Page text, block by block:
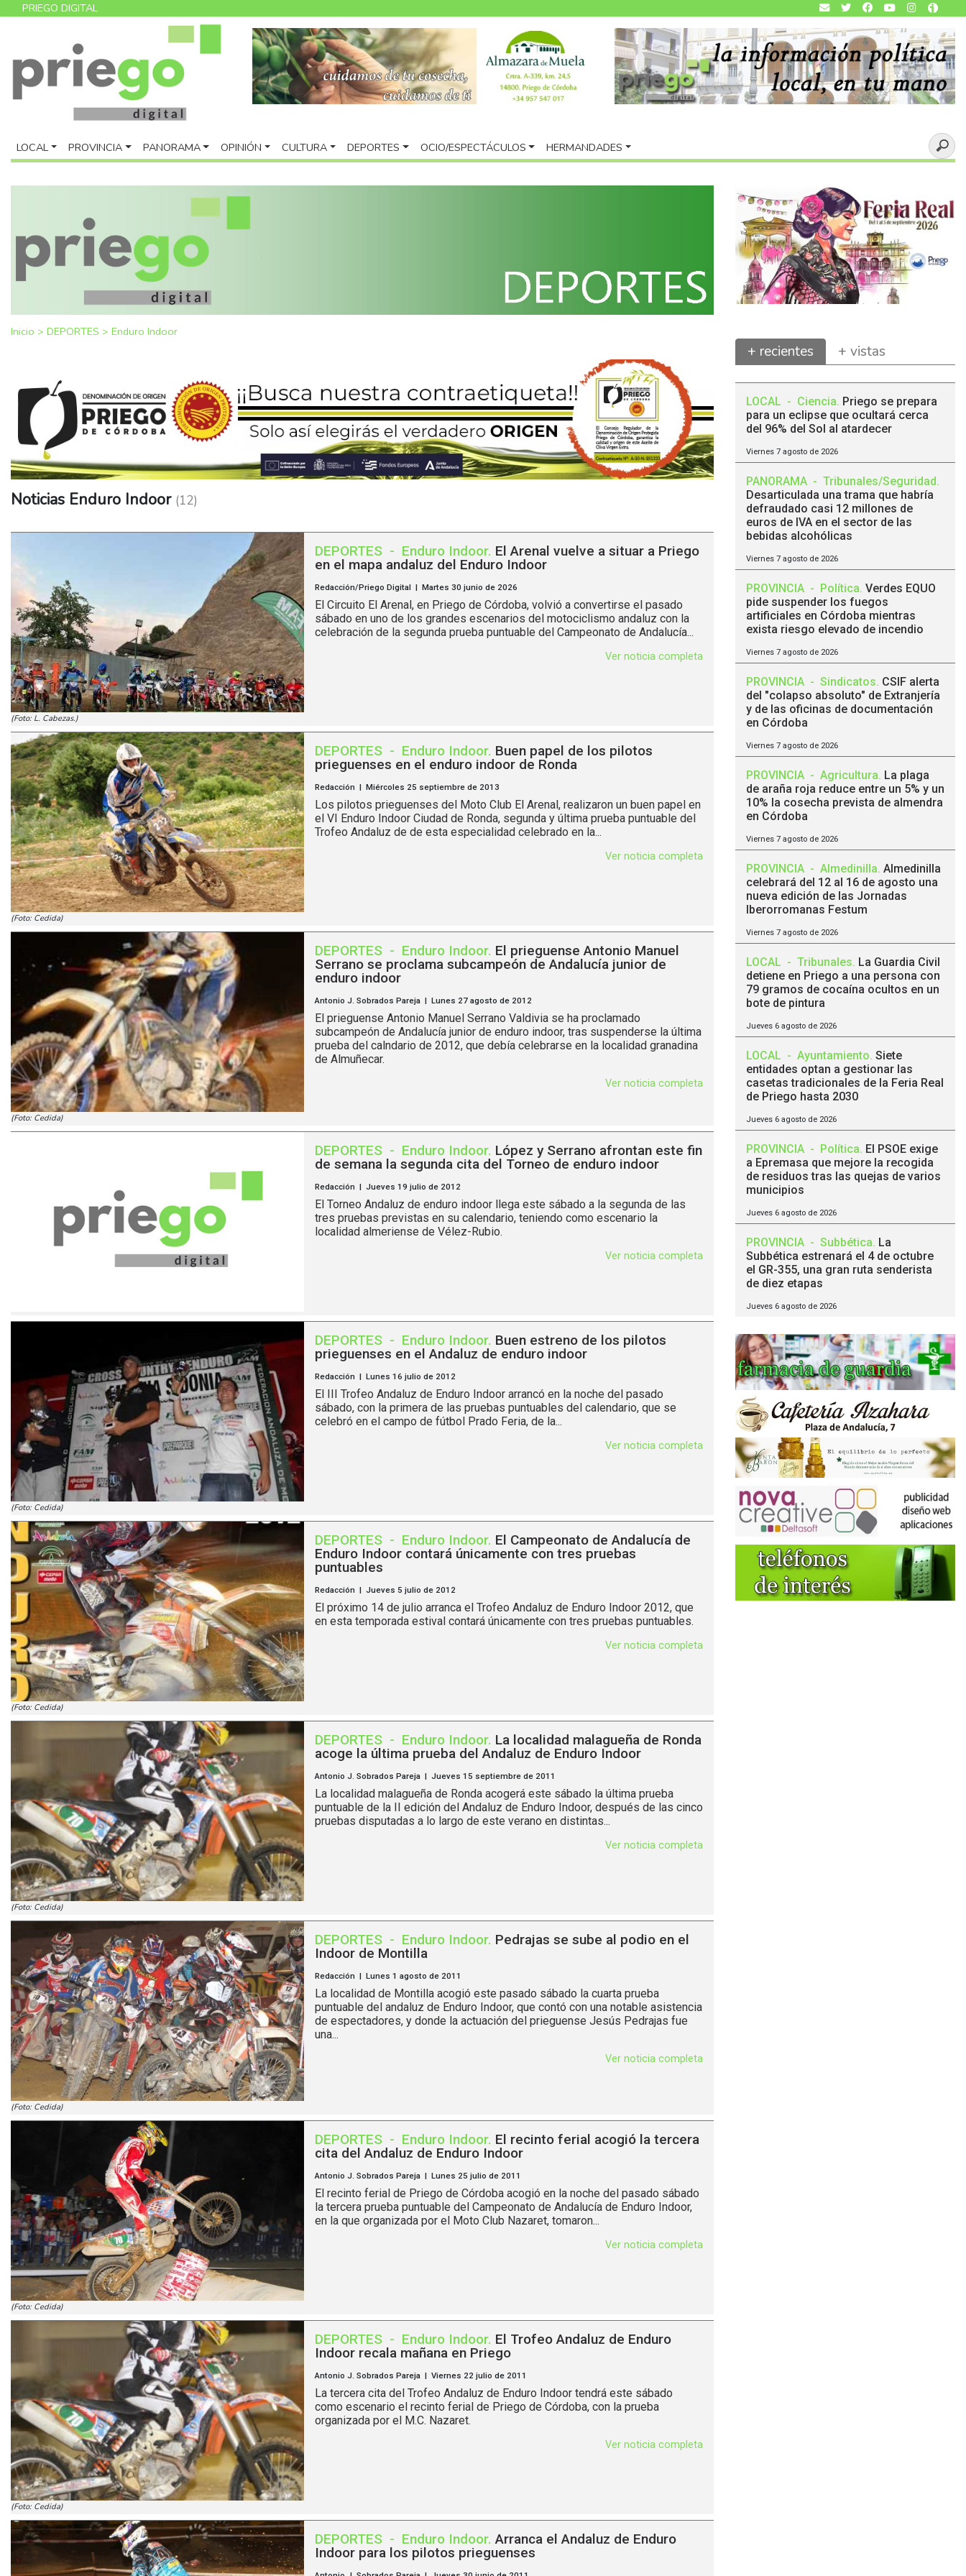
PRIEGO DIGITAL
LOCAL PROVINCIA PANORAMA OPINIÓN CULTURA DEPORTES OCIO/ESPECTÁCULOS HERMANDADES
Inicio > DEPORTES > Enduro Indoor
Noticias Enduro Indoor (12)
(Foto: L. Cabezas.)
DEPORTES - Enduro Indoor. El Arenal vuelve a situar a Priego
en el mapa andaluz del Enduro Indoor
Redacción/Priego Digital | Martes 30 junio de 2026
El Circuito El Arenal, en Priego de Córdoba, volvió a convertirse el pasado
sábado en uno de los grandes escenarios del motociclismo andaluz con la
celebración de la segunda prueba puntuable del Campeonato de Andalucía...
Ver noticia completa
(Foto: Cedida)
DEPORTES - Enduro Indoor. Buen papel de los pilotos
prieguenses en el enduro indoor de Ronda
Redacción | Miércoles 25 septiembre de 2013
Los pilotos prieguenses del Moto Club El Arenal, realizaron un buen papel en
el VI Enduro Indoor Ciudad de Ronda, segunda y última prueba puntuable del
Trofeo Andaluz de de esta especialidad celebrado en la...
Ver noticia completa
(Foto: Cedida)
DEPORTES - Enduro Indoor. El prieguense Antonio Manuel
Serrano se proclama subcampeón de Andalucía junior de
enduro indoor
Antonio J. Sobrados Pareja | Lunes 27 agosto de 2012
El prieguense Antonio Manuel Serrano Valdivia se ha proclamado
subcampeón de Andalucía junior de enduro indoor, tras suspenderse la última
prueba del calndario de 2012, que debía celebrarse en la localidad granadina
de Almuñecar.
Ver noticia completa
DEPORTES - Enduro Indoor. López y Serrano afrontan este fin
de semana la segunda cita del Torneo de enduro indoor
Redacción | Jueves 19 julio de 2012
El Torneo Andaluz de enduro indoor llega este sábado a la segunda de las
tres pruebas previstas en su calendario, teniendo como escenario la
localidad almeriense de Vélez-Rubio.
Ver noticia completa
(Foto: Cedida)
DEPORTES - Enduro Indoor. Buen estreno de los pilotos
prieguenses en el Andaluz de enduro indoor
Redacción | Lunes 16 julio de 2012
El III Trofeo Andaluz de Enduro Indoor arrancó en la noche del pasado
sábado, con la primera de las pruebas puntuables del calendario, que se
celebró en el campo de fútbol Prado Feria, de la...
Ver noticia completa
(Foto: Cedida)
DEPORTES - Enduro Indoor. El Campeonato de Andalucía de
Enduro Indoor contará únicamente con tres pruebas
puntuables
Redacción | Jueves 5 julio de 2012
El próximo 14 de julio arranca el Trofeo Andaluz de Enduro Indoor 2012, que
en esta temporada estival contará únicamente con tres pruebas puntuables.
Ver noticia completa
(Foto: Cedida)
DEPORTES - Enduro Indoor. La localidad malagueña de Ronda
acoge la última prueba del Andaluz de Enduro Indoor
Antonio J. Sobrados Pareja | Jueves 15 septiembre de 2011
La localidad malagueña de Ronda acogerá este sábado la última prueba
puntuable de la II edición del Andaluz de Enduro Indoor, después de las cinco
pruebas disputadas a lo largo de este verano en distintas...
Ver noticia completa
(Foto: Cedida)
DEPORTES - Enduro Indoor. Pedrajas se sube al podio en el
Indoor de Montilla
Redacción | Lunes 1 agosto de 2011
La localidad de Montilla acogió este pasado sábado la cuarta prueba
puntuable del andaluz de Enduro Indoor, que contó con una notable asistencia
de espectadores, y donde la actuación del prieguense Jesús Pedrajas fue
una...
Ver noticia completa
(Foto: Cedida)
DEPORTES - Enduro Indoor. El recinto ferial acogió la tercera
cita del Andaluz de Enduro Indoor
Antonio J. Sobrados Pareja | Lunes 25 julio de 2011
El recinto ferial de Priego de Córdoba acogió en la noche del pasado sábado
la tercera prueba puntuable del Campeonato de Andalucía de Enduro Indoor,
en la que organizada por el Moto Club Nazaret, tomaron...
Ver noticia completa
(Foto: Cedida)
DEPORTES - Enduro Indoor. El Trofeo Andaluz de Enduro
Indoor recala mañana en Priego
Antonio J. Sobrados Pareja | Viernes 22 julio de 2011
La tercera cita del Trofeo Andaluz de Enduro Indoor tendrá este sábado
como escenario el recinto ferial de Priego de Córdoba, con la prueba
organizada por el M.C. Nazaret.
Ver noticia completa
DEPORTES - Enduro Indoor. Arranca el Andaluz de Enduro
Indoor para los pilotos prieguenses
+ recientes + vistas
LOCAL - Ciencia. Priego se prepara
para un eclipse que ocultará cerca
del 96% del Sol al atardecer
Viernes 7 agosto de 2026
PANORAMA - Tribunales/Seguridad.
Desarticulada una trama que habría
defraudado casi 12 millones de
euros de IVA en el sector de las
bebidas alcohólicas
Viernes 7 agosto de 2026
PROVINCIA - Política. Verdes EQUO
pide suspender los fuegos
artificiales en Córdoba mientras
exista riesgo elevado de incendio
Viernes 7 agosto de 2026
PROVINCIA - Sindicatos. CSIF alerta
del "colapso absoluto" de Extranjería
y de las oficinas de documentación
en Córdoba
Viernes 7 agosto de 2026
PROVINCIA - Agricultura. La plaga
de araña roja reduce entre un 5% y un
10% la cosecha prevista de almendra
en Córdoba
Viernes 7 agosto de 2026
PROVINCIA - Almedinilla. Almedinilla
celebrará del 12 al 16 de agosto una
nueva edición de las Jornadas
Iberorromanas Festum
Viernes 7 agosto de 2026
LOCAL - Tribunales. La Guardia Civil
detiene en Priego a una persona con
79 gramos de cocaína ocultos en un
bote de pintura
Jueves 6 agosto de 2026
LOCAL - Ayuntamiento. Siete
entidades optan a gestionar las
casetas tradicionales de la Feria Real
de Priego hasta 2030
Jueves 6 agosto de 2026
PROVINCIA - Política. El PSOE exige
a Epremasa que mejore la recogida
de residuos tras las quejas de varios
municipios
Jueves 6 agosto de 2026
PROVINCIA - Subbética. La
Subbética estrenará el 4 de octubre
el GR-355, una gran ruta senderista
de diez etapas
Jueves 6 agosto de 2026